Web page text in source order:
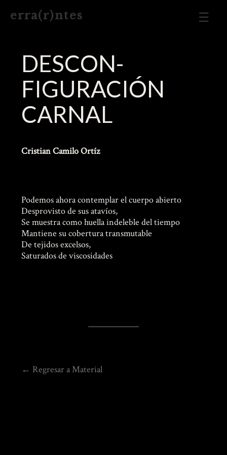
e r r a ( r ) n t e s
DESCON­
FIGURACIÓN
CARNAL
Cristian Camilo Ortíz
Podemos ahora contemplar el cuerpo abierto
Desprovisto de sus atavíos,
Se muestra como huella indeleble del tiempo
Mantiene su cobertura transmutable
De tejidos excelsos,
Saturados de viscosidades
← Regresar a Material